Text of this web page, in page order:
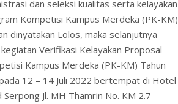
dan seleksi kualitas serta kelayakan
Kompetisi Kampus Merdeka (PK-KM)
dinyatakan Lolos, maka selanjutnya
Verifikasi Kelayakan Proposal
Kampus Merdeka (PK-KM) Tahun
12 – 14 Juli 2022 bertempat di Hotel
Jl. MH Thamrin No. KM 2.7